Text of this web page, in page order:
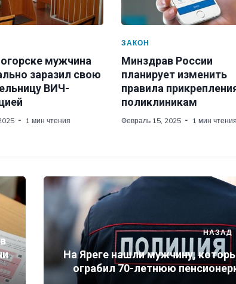
мужчина
заразил свою
ВИЧ-
1 мин чтения
ЗАКОН
Минздрав России
планирует изменить
правила
поликлиникам
Февраль 15, 2025 1 мин чтения
НАЗАД
На Яреге нашли мужчину,
ограбил 70-летнюю